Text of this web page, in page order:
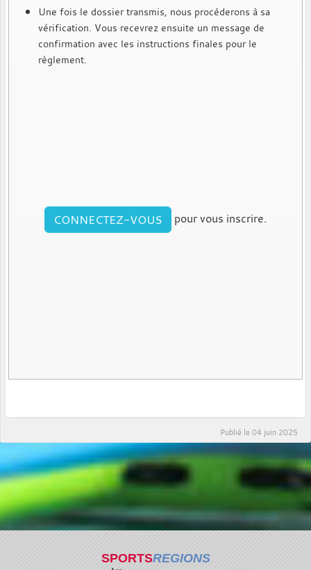
Une fois le dossier transmis, nous procéderons à sa
vérification. Vous recevrez ensuite un message de
confirmation avec les instructions finales pour le
règlement.
CONNECTEZ-VOUS pour vous inscrire.
Publié le 04 juin 2025
SPORTSREGIONS